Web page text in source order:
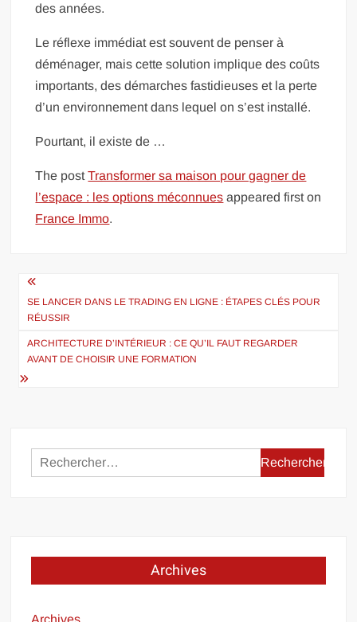
des années.
Le réflexe immédiat est souvent de penser à
déménager, mais cette solution implique des coûts
importants, des démarches fastidieuses et la perte
d’un environnement dans lequel on s’est installé.
Pourtant, il existe de …
The postTransformer sa maison pour gagner de
l’espace : les options méconnues appeared first on
France Immo.
Navigation
de
l’article
SE LANCER DANS LE TRADING EN LIGNE : ÉTAPES CLÉS POUR
RÉUSSIR
ARCHITECTURE D’INTÉRIEUR : CE QU’IL FAUT REGARDER
AVANT DE CHOISIR UNE FORMATION
Rechercher :
Archives
Archives